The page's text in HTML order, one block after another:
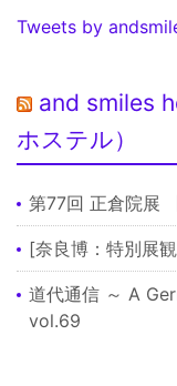
Tweets by
and smiles
ホステル）
第77回 正倉院展
[奈良博：特別展
道代通信 ～ A
vol.69